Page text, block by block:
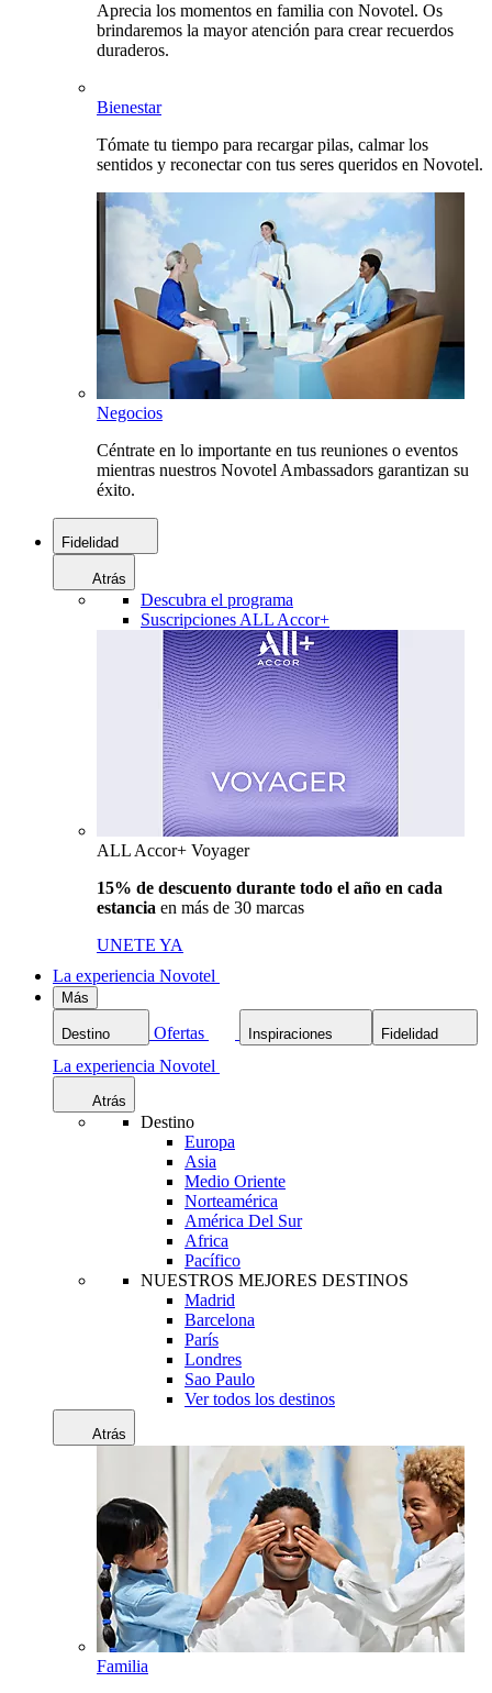
Aprecia los momentos en familia con Novotel. Os
brindaremos la mayor atención para crear recuerdos
duraderos.
Bienestar
Tómate tu tiempo para recargar pilas, calmar los
sentidos y reconectar con tus seres queridos en Novotel.
Negocios
Céntrate en lo importante en tus reuniones o eventos
mientras nuestros Novotel Ambassadors garantizan su
éxito.
Fidelidad
Atrás
Descubra el programa
Suscripciones ALL Accor+
ALL Accor+ Voyager
15% de descuento durante todo el año en cada
estancia en más de 30 marcas
UNETE YA
La experiencia Novotel
Más
Destino Ofertas Inspiraciones Fidelidad
La experiencia Novotel
Atrás
Destino
Europa
Asia
Medio Oriente
Norteamérica
América Del Sur
Africa
Pacífico
NUESTROS MEJORES DESTINOS
Madrid
Barcelona
París
Londres
Sao Paulo
Ver todos los destinos
Atrás
Familia